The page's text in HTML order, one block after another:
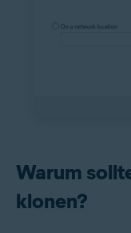
Warum
klonen?